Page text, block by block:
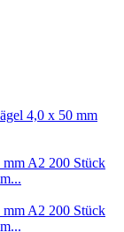
4,0 x 50 mm